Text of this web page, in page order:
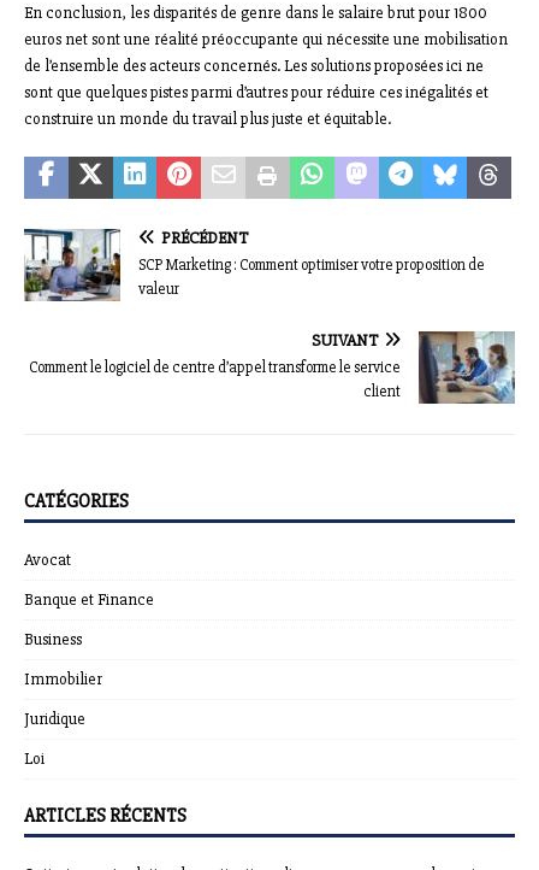
En conclusion, les disparités de genre dans le salaire brut pour 1800
euros net sont une réalité préoccupante qui nécessite une mobilisation
de l’ensemble des acteurs concernés. Les solutions proposées ici ne
sont que quelques pistes parmi d’autres pour réduire ces inégalités et
construire un monde du travail plus juste et équitable.
PRÉCÉDENT
SCP Marketing : Comment optimiser votre proposition de
valeur
SUIVANT
Comment le logiciel de centre d’appel transforme le service
client
CATÉGORIES
Avocat
Banque et Finance
Business
Immobilier
Juridique
Loi
ARTICLES RÉCENTS